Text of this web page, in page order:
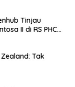
Tinjau
II di RS PHC
Tak